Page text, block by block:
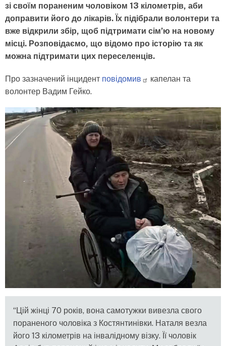
зі своїм пораненим чоловіком 13 кілометрів, аби
доправити його до лікарів. Їх підібрали волонтери та
вже відкрили збір, щоб підтримати сім’ю на новому
місці. Розповідаємо, що відомо про історію та як
можна підтримати цих переселенців.
Про зазначений інцидент повідомив
капелан та
волонтер Вадим Гейко.
“Цій жінці 70 років, вона самотужки вивезла свого
пораненого чоловіка з Костянтинівки. Наталя везла
його 13 кілометрів на інвалідному візку. Її чоловік